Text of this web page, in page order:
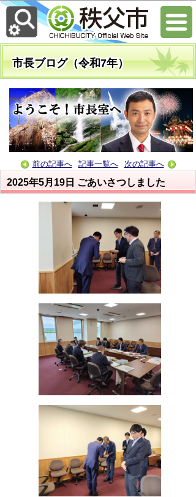
市長ブログ（令和7年）
前の記事へ 記事一覧へ 次の記事へ
2025年5月19日 ごあいさつしました